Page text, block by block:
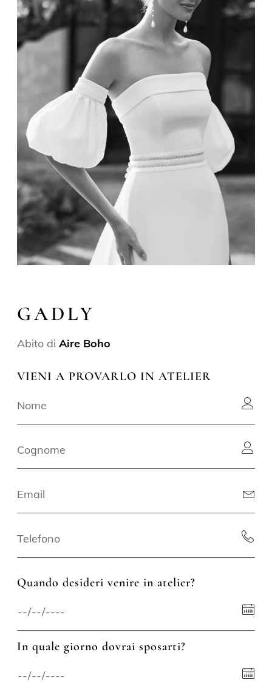
GADLY
Abito diAire Boho
VIENI A PROVARLO IN ATELIER
Quando desideri venire in atelier?
In quale giorno dovrai sposarti?